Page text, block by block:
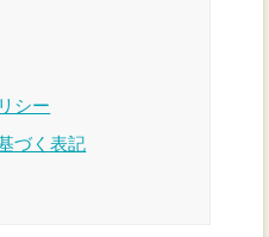
シー
づく表記